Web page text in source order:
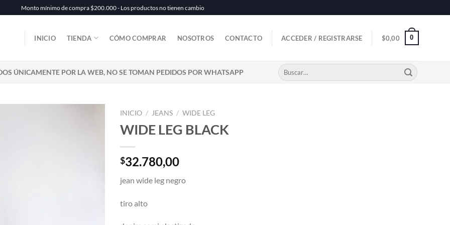
Monto mínimo de compra $200.000 - Los productos no tienen cambio
INICIO TIENDA CÓMO COMPRAR NOSOTROS CONTACTO ACCEDER / REGISTRARSE $0,00 0
ÚNICAMENTE POR LA WEB, NO SE TOMAN PEDIDOS POR WHATSAPP
Buscar
por:
INICIO / JEANS / WIDE LEG
WIDE LEG BLACK
$32.780,00
jean wide leg negro
tiro alto